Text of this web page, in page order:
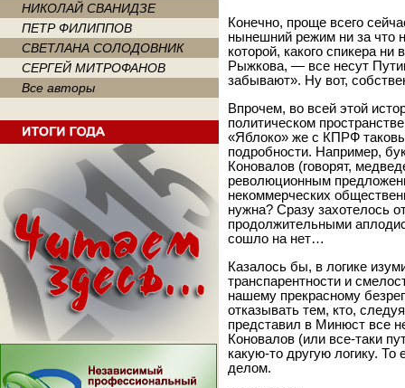
НИКОЛАЙ СВАНИДЗЕ
ПЕТР ФИЛИППОВ
СВЕТЛАНА СОЛОДОВНИК
СЕРГЕЙ МИТРОФАНОВ
Все авторы
Конечно, проще всего
нынешний режим ни за что
которой, какого спикера
Рыжкова, — все несут
забывают». Ну вот,
Впрочем, во всей этой
политическом
«Яблоко» же с КПРФ
подробности. Например,
Коновалов (говорят,
революционным
некоммерческих
нужна? Сразу захотелось
продолжительными
сошло на нет…
Казалось бы, в логике
транспарентности и
нашему прекрасному
отказывать тем, кто,
представил в Минюст все
Коновалов (или все-таки
какую-то другую логику.
делом.